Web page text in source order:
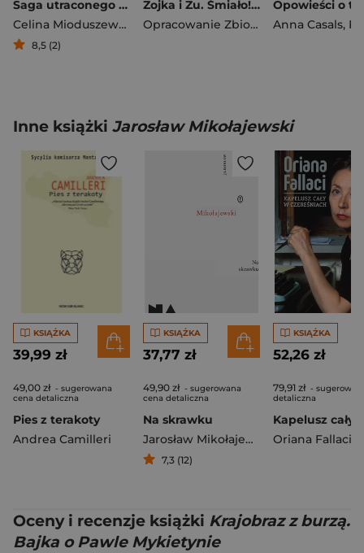
Saga utraconego dziedzictwa
Celina Mioduszewska
8,5 (2)
Zojka i Zu. Śmiało! Dasz radę!
Opracowanie Zbiorowe
Anna Casals,
Inne książki Jarosław Mikołajewski
KSIĄŻKA
39,99 zł
49,00 zł - sugerowana
cena detaliczna
Pies z terakoty
Andrea Camilleri
KSIĄŻKA
37,77 zł
49,90 zł - sugerowana
cena detaliczna
Na skrawku
Jarosław Mikołajewski
7,3 (12)
KSIĄŻKA
52,26 zł
79,91 zł -
detaliczna
Oriana Fallaci
Oceny i recenzje książki Krajobraz z burzą.
Bajka o Pawle Mykietynie